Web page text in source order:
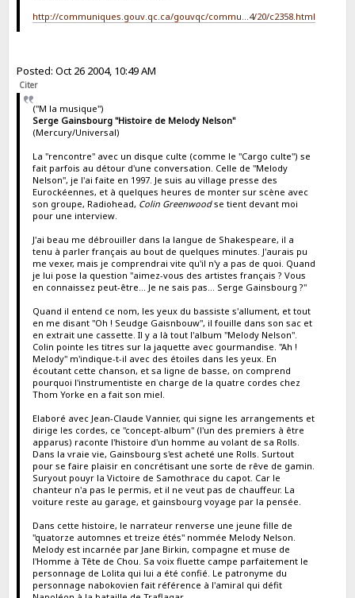
http://communiques.gouv.qc.ca/gouvqc/commu...4/20/c2358.html
Posted: Oct 26 2004, 10:49 AM
Citer
("M la musique")
Serge Gainsbourg "Histoire de Melody Nelson"
(Mercury/Universal)
La "rencontre" avec un disque culte (comme le "Cargo culte") se
fait parfois au détour d'une conversation. Celle de "Melody
Nelson", je l'ai faite en 1997. Je suis au village presse des
Eurockéennes, et à quelques heures de monter sur scène avec
son groupe, Radiohead, Colin Greenwoodse tient devant moi
pour une interview.
J'ai beau me débrouiller dans la langue de Shakespeare, il a
tenu à parler français au bout de quelques minutes. J'aurais pu
me vexer, mais je comprendrai vite qu'il n'y a pas de quoi. Quand
je lui pose la question "aimez-vous des artistes français ? Vous
en connaissez peut-être... Je ne sais pas... Serge Gainsbourg ?"
Quand il entend ce nom, les yeux du bassiste s'allument, et tout
en me disant "Oh ! Seudge Gaisnbouw", il fouille dans son sac et
en extrait une cassette. Il y a là tout l'album "Melody Nelson".
Colin pointe les titres sur la jaquette avec gourmandise. "Ah !
Melody" m'indique-t-il avec des étoiles dans les yeux. En
écoutant cette chanson, et sa ligne de basse, on comprend
pourquoi l'instrumentiste en charge de la quatre cordes chez
Thom Yorke en a fait son miel.
Elaboré avec Jean-Claude Vannier, qui signe les arrangements et
dirige les cordes, ce "concept-album" (l'un des premiers à être
apparus) raconte l'histoire d'un homme au volant de sa Rolls.
Dans la vraie vie, Gainsbourg s'est acheté une Rolls. Surtout
pour se faire plaisir en concrétisant une sorte de rêve de gamin.
Suryout pouyr la Victoire de Samothrace du capot. Car le
chanteur n'a pas le permis, et il ne veut pas de chauffeur. La
voiture reste au garage, et gainsbourg voyage par la pensée.
Dans cette histoire, le narrateur renverse une jeune fille de
"quatorze automnes et treize étés" nommée Melody Nelson.
Melody est incarnée par Jane Birkin, compagne et muse de
l'Homme à Tête de Chou. Sa voix fluette campe parfaitement le
personnage de Lolita qui lui a été confié. Le patronyme du
personnage nabokovien fait référence à l'amiral qui défit